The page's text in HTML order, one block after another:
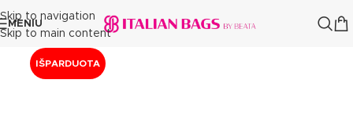
Skip to navigation
Skip to main content
MENIU
IŠPARDUOTA